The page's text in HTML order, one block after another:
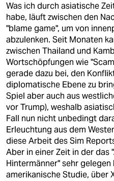
Was ich durch asiatische
habe, läuft zwischen den
"blame game", um von
abzulenken. Seit Monaten
zwischen Thailand und
Wortschöpfungen wie
gerade dazu bei, den
diplomatische Ebene zu
Spiel aber auch aus
vor Trump), weshalb
Fall nun nicht unbedingt
Erleuchtung aus dem
diese Arbeit des Sim
Aber in einer Zeit in der das
Hintermänner" sehr
amerikanische Studie, über